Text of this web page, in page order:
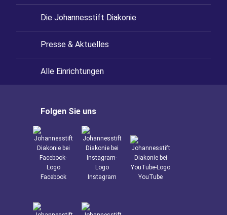
Die Johannesstift Diakonie
Presse & Aktuelles
Alle Einrichtungen
Folgen Sie uns
Facebook Instagram YouTube